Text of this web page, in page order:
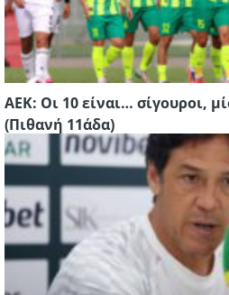
ΑΕΚ: Οι 10 είναι… σίγουροι,
(Πιθανή 11άδα)